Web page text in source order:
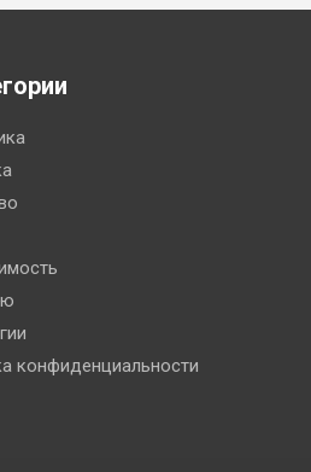
конфиденциальности